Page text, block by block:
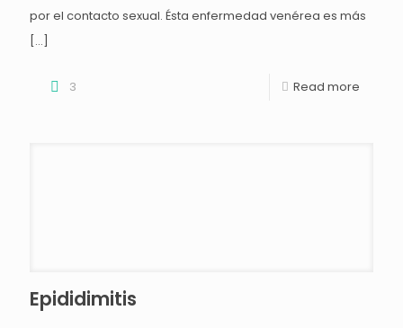
por el contacto sexual. Ésta enfermedad venérea es más
[…]
3 Read more
Epididimitis